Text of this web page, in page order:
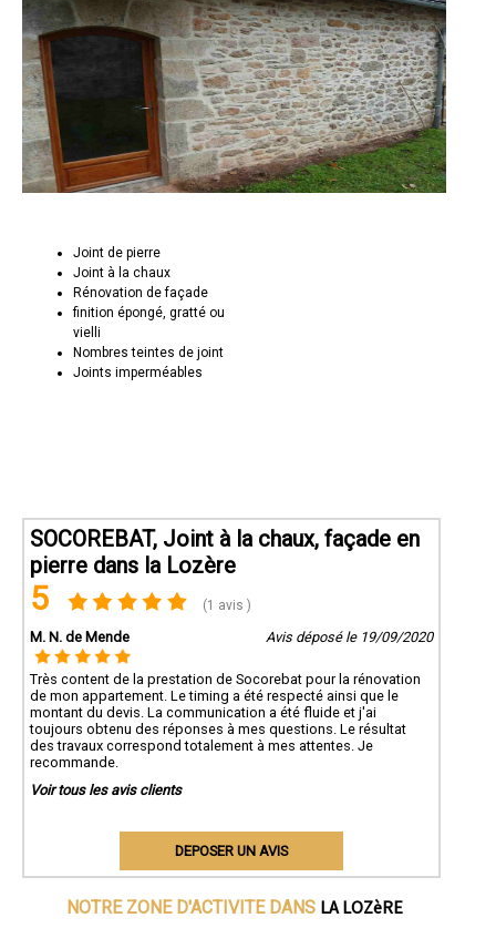
Joint de pierre
Joint à la chaux
Rénovation de façade
finition épongé, gratté ou
vielli
Nombres teintes de joint
Joints imperméables
SOCOREBAT, Joint à la chaux, façade en
pierre dans la Lozère
5 (1 avis )
M. N. de Mende Avis déposé le 19/09/2020
Très content de la prestation de Socorebat pour la rénovation
de mon appartement. Le timing a été respecté ainsi que le
montant du devis. La communication a été fluide et j'ai
toujours obtenu des réponses à mes questions. Le résultat
des travaux correspond totalement à mes attentes. Je
recommande.
Voir tous les avis clients
DEPOSER UN AVIS
NOTRE ZONE D'ACTIVITE DANS LA LOZèRE